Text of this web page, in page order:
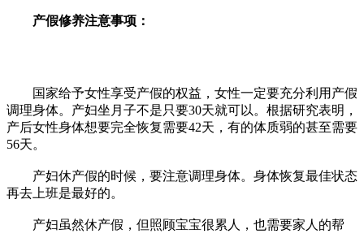
产假修养注意事项：
国家给予女性享受产假的权益，女性一定要充分利用产假
调理身体。产妇坐月子不是只要30天就可以。根据研究表明，
产后女性身体想要完全恢复需要42天，有的体质弱的甚至需要
56天。
产妇休产假的时候，要注意调理身体。身体恢复最佳状态
再去上班是最好的。
产妇虽然休产假，但照顾宝宝很累人，也需要家人的帮